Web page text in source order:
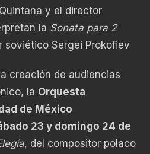
y el director
la Sonata para 2
Sergei Prokofiev
creación de audiencias
la Orquesta
de México
23 y domingo 24 de
, del compositor polaco